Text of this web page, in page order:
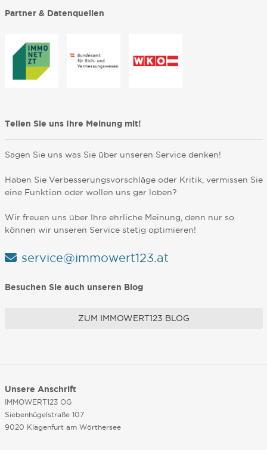
Partner & Datenquellen
Teilen Sie uns Ihre Meinung mit!
Sagen Sie uns was Sie über unseren Service denken!
Haben Sie Verbesserungsvorschläge oder Kritik, vermissen Sie
eine Funktion oder wollen uns gar loben?
Wir freuen uns über Ihre ehrliche Meinung, denn nur so
können wir unseren Service stetig optimieren!
service@immowert123.at
Besuchen Sie auch unseren Blog
ZUM IMMOWERT123 BLOG
Unsere Anschrift
IMMOWERT123 OG
Siebenhügelstraße 107
9020 Klagenfurt am Wörthersee